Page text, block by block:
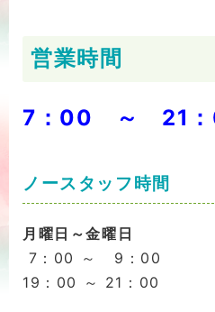
営業時間
7：00 ～ 21
ノースタッフ時間
月曜日～金曜日
7：00 ～ 9：00
19：00 ～ 21：00